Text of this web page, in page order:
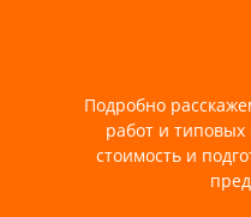
Подробно
работ и типовых
стоимость и